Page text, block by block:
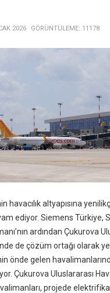
2026 GÖRÜNTÜLEME: 11178
havacılık altyapısına
ediyor. Siemens Türkiye,
ardından Çukurova
de çözüm ortağı olarak
önde gelen
Çukurova Uluslararası
projede